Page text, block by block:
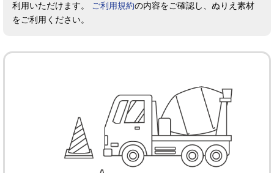
利用いただけます。
ご利用規約の内容をご確認し、ぬりえ素材
をご利用ください。